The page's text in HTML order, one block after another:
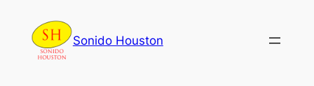
content
Sonido Houston